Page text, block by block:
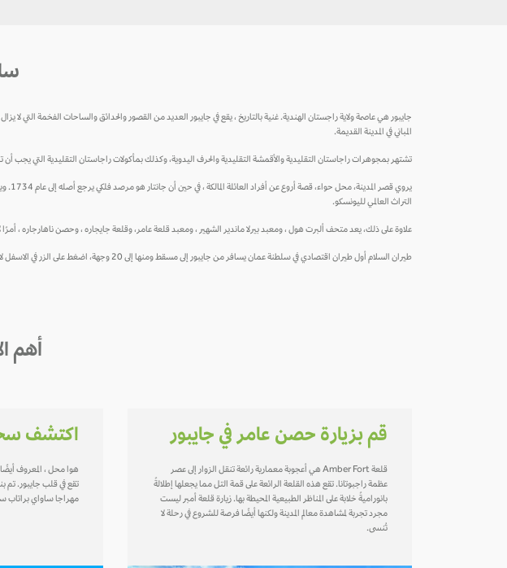
جايبور هي عاصمة ولاية راجستان الهندية. غنية بالتاريخ ، يقع في جايبور العديد من القصور والحدائق والساحات الفخمة التي لا
المباني في المدينة القديمة.
تشتهر بمجوهرات راجاستان التقليدية والأقمشة التقليدية والحرف اليدوية، وكذلك بمأكولات راجاستان التقليدية التي يجب أن
يروي
التراث العالمي لليونسكو.
علاوة على ذلك، يعد متحف ألبرت هول ، ومعبد بيرلا ماندير الشهير ، ومعبد قلعة عامر، وقلعة جايجاره ، وحصن ناهارجاره ،
طيران السلام أول طيران اقتصادي في سلطنة عمان يسافر من جايبور إلى مسقط ومنها إلى 20 وجهة، اضغط على الزر في الاسفل لاستكشاف تذاكر بأقل الأسعار إلى جايبور!
أهم
قم بزيارة حصن عامر في جايبور
قلعة Amber Fort هي أعجوبة معمارية رائعة تنقل الزوار إلى عصر
عظمة راجبوتانا. تقع هذه القلعة الرائعة على قمة التل مما يجعلها إطلالةً
بانوراميةً خلابة على المناظر الطبيعية المحيطة بها. زيارة قلعة أمبر ليست
مجرد تجربة لمشاهدة معالم المدينة ولكنها أيضًا فرصة للشروع في رحلة لا
تُنسى.
اكتشف
هوا محل ، المعروف
مهراجا ساواي براتاب